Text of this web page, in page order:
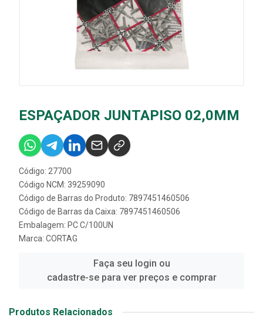
ESPAÇADOR JUNTAPISO 02,0MM
Código: 27700
Código NCM: 39259090
Código de Barras do Produto: 7897451460506
Código de Barras da Caixa: 7897451460506
Embalagem: PC C/100UN
Marca: CORTAG
Faça seu login ou
cadastre-se para ver preços e comprar
Produtos Relacionados